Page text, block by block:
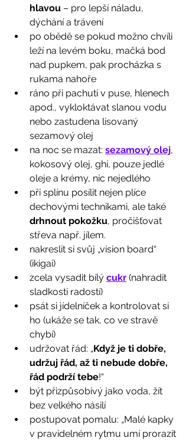
hlavou – pro lepší náladu,
dýchání a trávení
po obědě se pokud možno chvíli
leží na levém boku, mačká bod
nad pupkem, pak procházka s
rukama nahoře
ráno při pachuti v puse, hlenech
apod., vykloktávat slanou vodu
nebo zastudena lisovaný
sezamový olej
na noc se mazat: sezamový olej,
kokosový olej, ghí, pouze jedlé
oleje a krémy, nic nejedlého
při splínu posílit nejen plíce
dechovými technikami, ale také
drhnout pokožku, pročišťovat
střeva např. jílem.
nakreslit si svůj „vision board“
(ikigai)
zcela vysadit bílý cukr (nahradit
sladkosti radostí)
psát si jídelníček a kontrolovat si
ho (ukáže se tak, co ve stravě
chybí)
udržovat řád: „Když je ti dobře,
udržuj řád, až ti nebude dobře,
řád podrží tebe!“
být přizpůsobivý jako voda, žít
bez velkého násilí
postupovat pomalu: „Malé kapky
v pravidelném rytmu umí prorazit